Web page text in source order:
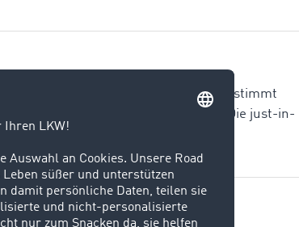
die zur Weitergabe an Dritte bestimmt
und bildet stattdessen Bestände. Die just-in-